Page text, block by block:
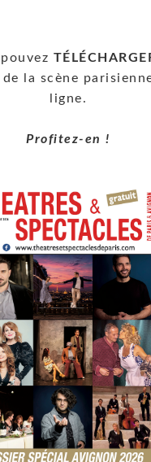
de la scène
ligne.
Profitez-en !